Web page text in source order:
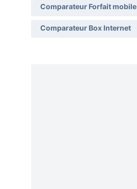
Comparateur Forfait mobile
Comparateur Box Internet